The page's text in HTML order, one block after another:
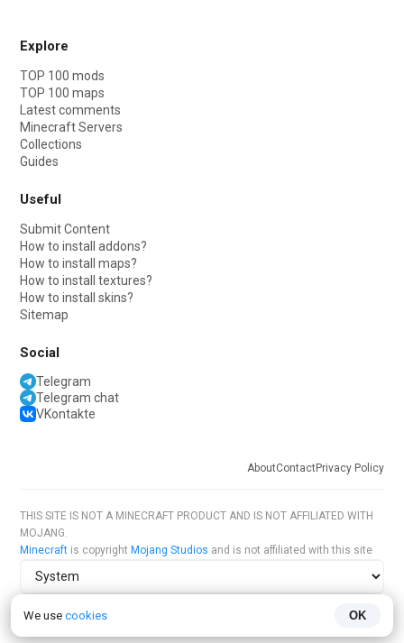
We use cookies OK
Explore
TOP 100 mods
TOP 100 maps
Latest comments
Minecraft Servers
Collections
Guides
Useful
Submit Content
How to install addons?
How to install maps?
How to install textures?
How to install skins?
Sitemap
Social
Telegram
Telegram chat
VKontakte
AboutContactPrivacy Policy
THIS SITE IS NOT A MINECRAFT PRODUCT AND IS NOT AFFILIATED WITH
MOJANG.
Minecraft is copyright Mojang Studios and is not affiliated with this site
Site theme
Site language